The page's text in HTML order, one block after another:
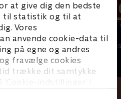
at give dig den bedste
til statistik og til at
Vores
anvende cookie-data til
på egne og andres
fravælge cookies
trække dit samtykke
indstillinger’ i
Tomgang
Komedie • 3